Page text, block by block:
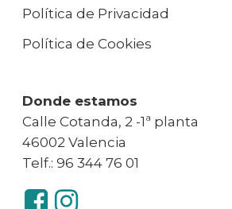
Política de Privacidad
Política de Cookies
Donde estamos
Calle Cotanda, 2 -1ª planta
46002 Valencia
Telf.: 96 344 76 01